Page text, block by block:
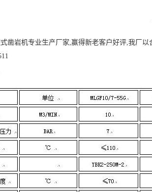
凿岩机专业生产厂家,赢得新老客户好评,我厂